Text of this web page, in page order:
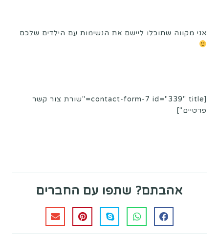
אני מקווה שתוכלו ליישם את הנשימות עם הילדים שלכם
[contact-form-7 id="339" title="שורת צור קשר
פרטיים"]
אהבתם? שתפו עם החברים